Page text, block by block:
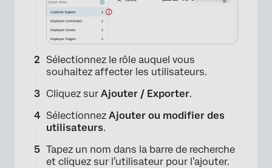
Sélectionnez le rôle auquel vous
souhaitez affecter les utilisateurs.
Cliquez sur Ajouter / Exporter.
Sélectionnez Ajouter ou modifier des
utilisateurs.
Tapez un nom dans la barre de recherche
et cliquez sur l’utilisateur pour l’ajouter.